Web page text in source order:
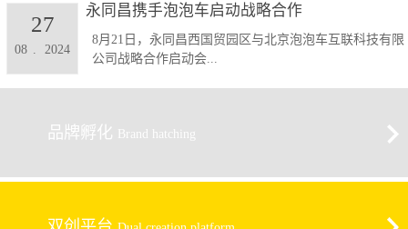
永同昌携手泡泡车启动战略合作
8月21日，永同昌西国贸园区与北京泡泡车互联科技有限
公司战略合作启动会...
08 . 2024
27
品牌孵化 Brand hatching